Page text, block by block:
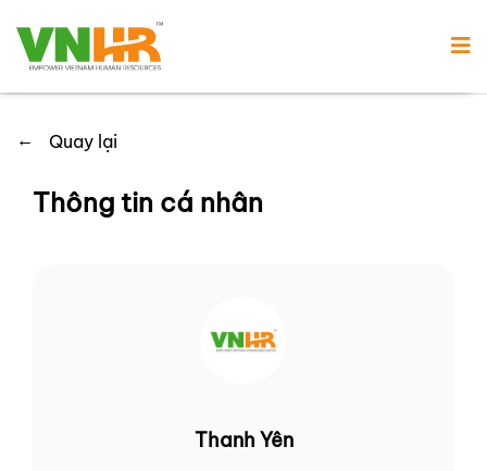
← Quay lại
Thông tin cá nhân
Thanh Yên